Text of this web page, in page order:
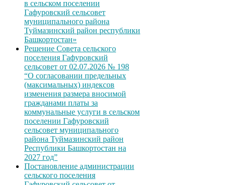
в сельском поселении
Гафуровский сельсовет
муниципального района
Туймазинский район республики
Башкортостан»
Решение Совета сельского
поселения Гафуровский
сельсовет от 02.07.2026 № 198
“О согласовании предельных
(максимальных) индексов
изменения размера вносимой
гражданами платы за
коммунальные услуги в сельском
поселении Гафуровский
сельсовет муниципального
района Туймазинский район
Республики Башкортостан на
2027 год”
Постановление администрации
сельского поселения